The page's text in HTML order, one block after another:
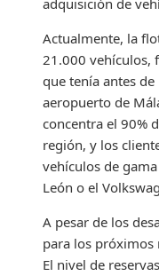
adquisición de
Actualmente, la
21.000 vehículos,
que tenía antes
aeropuerto de
concentra el 90%
región, y los
vehículos de
León o el
A pesar de los
para los próximos
El nivel de